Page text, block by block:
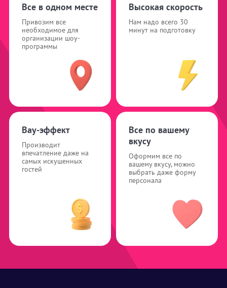
Все в одном месте
Привозим все
необходимое для
организации шоу-
программы
Высокая скорость
Нам надо всего 30
минут на подготовку
Вау-эффект
Производит
впечатление даже на
самых искушенных
гостей
Все по вашему
вкусу
Оформим все по
вашему вкусу, можно
выбрать даже форму
персонала